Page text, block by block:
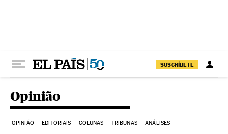
SUSCRÍBETE
Opinião
OPINIÃO EDITORIAIS COLUNAS TRIBUNAS ANÁLISES